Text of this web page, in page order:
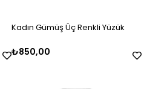
Kadın Gümüş Üç Renkli Yüzük
₺850,00